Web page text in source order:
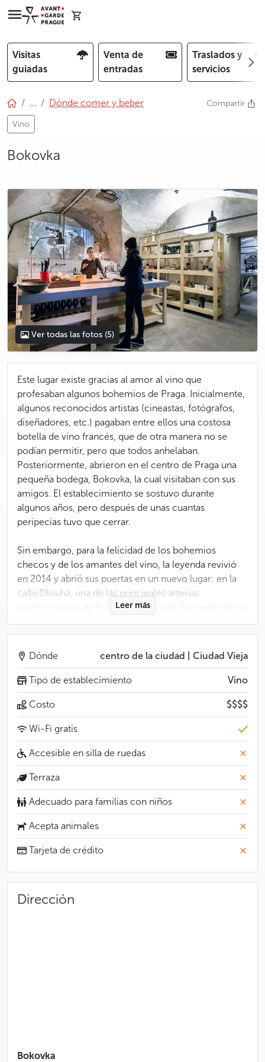
Visitas
guiadas
Venta de
entradas
Traslados y
servicios
… Dónde comer y beber
Vino
Compartir
Bokovka
photo 5
Ver todas las fotos (5)
Este lugar existe gracias al amor al vino que
profesaban algunos bohemios de Praga. Inicialmente,
algunos reconocidos artistas (cineastas, fotógrafos,
diseñadores, etc.) pagaban entre ellos una costosa
botella de vino francés, que de otra manera no se
podían permitir, pero que todos anhelaban.
Posteriormente, abrieron en el centro de Praga una
pequeña bodega, Bokovka, la cual visitaban con sus
amigos. El establecimiento se sostuvo durante
algunos años, pero después de unas cuantas
peripecias tuvo que cerrar.
Sin embargo, para la felicidad de los bohemios
checos y de los amantes del vino, la leyenda revivió
en 2014 y abrió sus puertas en un nuevo lugar: en la
calle Dlouhá, una de las principales arterias
gastronómicas de Praga actualmente. En medio de un
patio trasero en mal estado encontraremos
a Bokovka. El interior del establecimiento aprovecha
hábilmente los alrededores y los realza con
sofisticación y diseño: no tenemos aquí una desteñida
y decrépita colección, sino que encontramos un
espacio con un servicio de sumilleres profesionales y
un ambiente chic.
Aquí no se cocina, pero podemos acompañar el vino
con una selección de quesos o, por ejemplo, con
sardinas.
Leer más
Dónde centro de la ciudad | Ciudad Vieja
Tipo de establecimiento Vino
Costo $$$$
Wi-Fi gratis
Accesible en silla de ruedas
Terraza
Adecuado para familias con niños
Acepta animales
Tarjeta de crédito
Dirección
Bokovka